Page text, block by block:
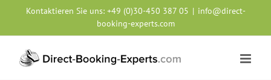
springen
Kontaktieren Sie uns: +49 (0)30-450 387 05 | info@direct-
booking-experts.com